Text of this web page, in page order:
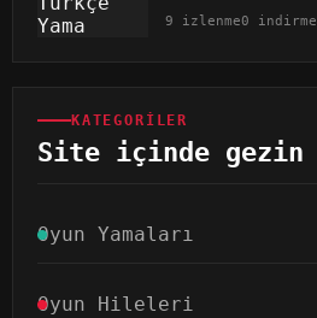
9 izlenme0 indirme
KATEGORILER
Site içinde gezin
Oyun Yamaları
Oyun Hileleri